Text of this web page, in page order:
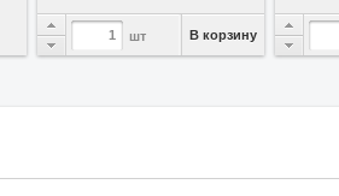
шт В корзину